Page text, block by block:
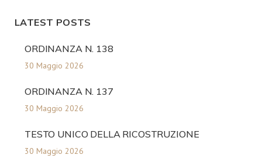
LATEST POSTS
ORDINANZA N. 138
30 Maggio 2026
ORDINANZA N. 137
30 Maggio 2026
TESTO UNICO DELLA RICOSTRUZIONE
30 Maggio 2026